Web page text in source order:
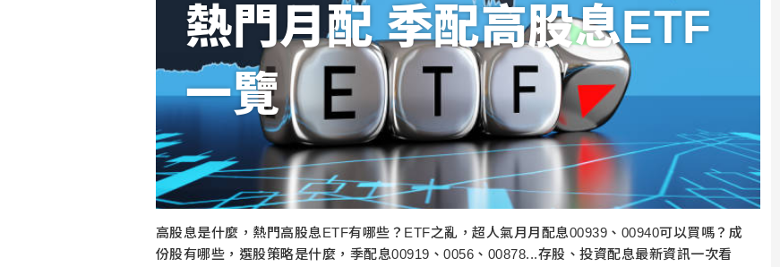
熱門月配 季配高股息ETF
一覽
高股息是什麼，熱門高股息ETF有哪些？ETF之亂，超人氣月月配息00939、00940可以買嗎？成
份股有哪些，選股策略是什麼，季配息00919、0056、00878...存股、投資配息最新資訊一次看